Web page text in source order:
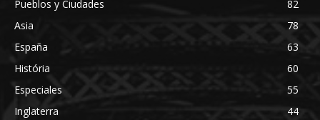
Pueblos y Ciudades
82
Asia
78
España
63
História
60
Especiales
55
Inglaterra
44